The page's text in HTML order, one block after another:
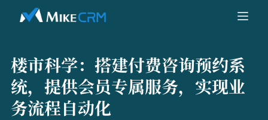
楼市科学： 搭建付费咨询预约系
统，提供会员专属服务，实现业
务流程自动化